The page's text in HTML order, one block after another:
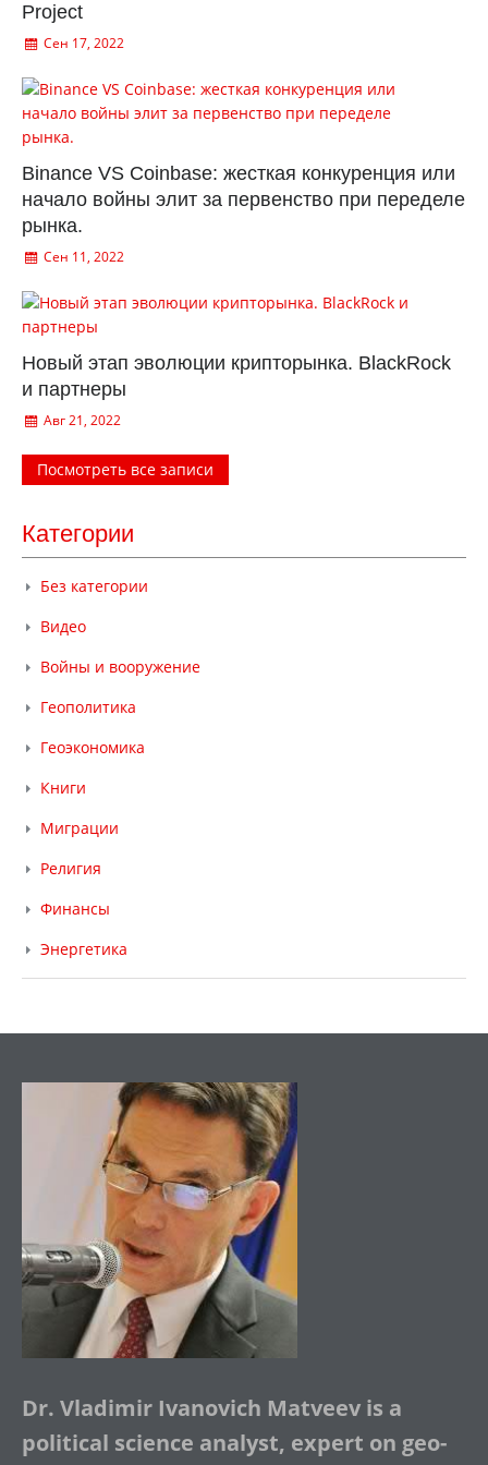
Project
Сен 17, 2022
Binance VS Coinbase: жесткая конкуренция или
начало войны элит за первенство при переделе
рынка.
Сен 11, 2022
Новый этап эволюции крипторынка. BlackRock
и партнеры
Авг 21, 2022
Посмотреть все записи
Категории
Без категории
Видео
Войны и вооружение
Геополитика
Геоэкономика
Книги
Миграции
Религия
Финансы
Энергетика
Dr. Vladimir Ivanovich Matveev is a
political science analyst, expert on geo-